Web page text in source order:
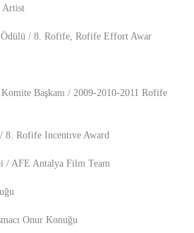
Artist
/ 8. Rofife, Rofife Effort Awar
Başkanı / 2009-2010-2011 Rofife
Rofife Incentıve Award
/ AFE Antalya Film Team
Onur Konuğu